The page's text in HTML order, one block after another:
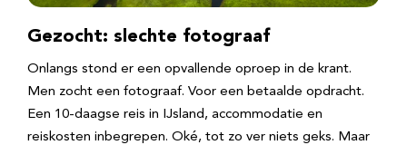
Gezocht: slechte fotograaf
Onlangs stond er een opvallende oproep in de krant.
Men zocht een fotograaf. Voor een betaalde opdracht.
Een 10-daagse reis in IJsland, accommodatie en
reiskosten inbegrepen. Oké, tot zo ver niets geks. Maar